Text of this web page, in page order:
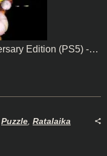
Edition (PS5) -…
Puzzle Ratalaika